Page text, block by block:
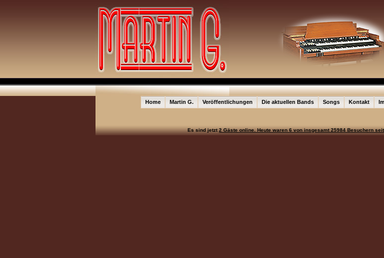
Home Martin G. Veröffentlichungen Die aktuellen Bands Songs Kontakt
Es sind jetzt2 Gäste online. Heute waren 6 von insgesamt 25984 Besuchern